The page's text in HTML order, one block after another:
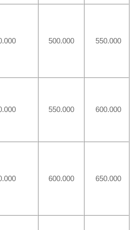
500.000 550.000
550.000 600.000
600.000 650.000